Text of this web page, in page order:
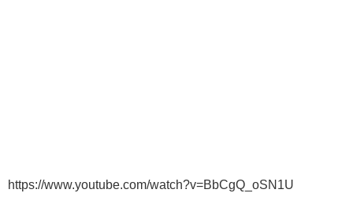
https://www.youtube.com/watch?v=BbCgQ_oSN1U